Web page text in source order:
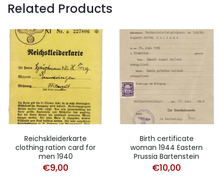
Related Products
Reichskleiderkarte
clothing ration card for
men 1940
€9,00
Birth certificate
woman 1944 Eastern
Prussia Bartenstein
€10,00